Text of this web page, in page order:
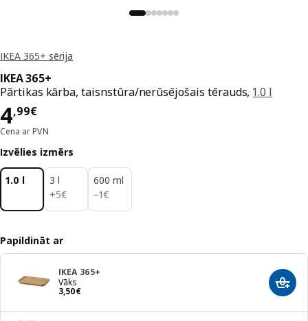
IKEA 365+ sērija
IKEA 365+
Pārtikas kārba, taisnstūra/nerūsējošais tērauds, 1.0 l
4,99€
Cena 4,99€
Cena ar PVN
Izvēlies izmērs
1.0 l
3 l
+5€
5€
600 ml
−1€
1€
Papildināt ar
IKEA 365+
Vāks
3,50€
Cena 3,50€